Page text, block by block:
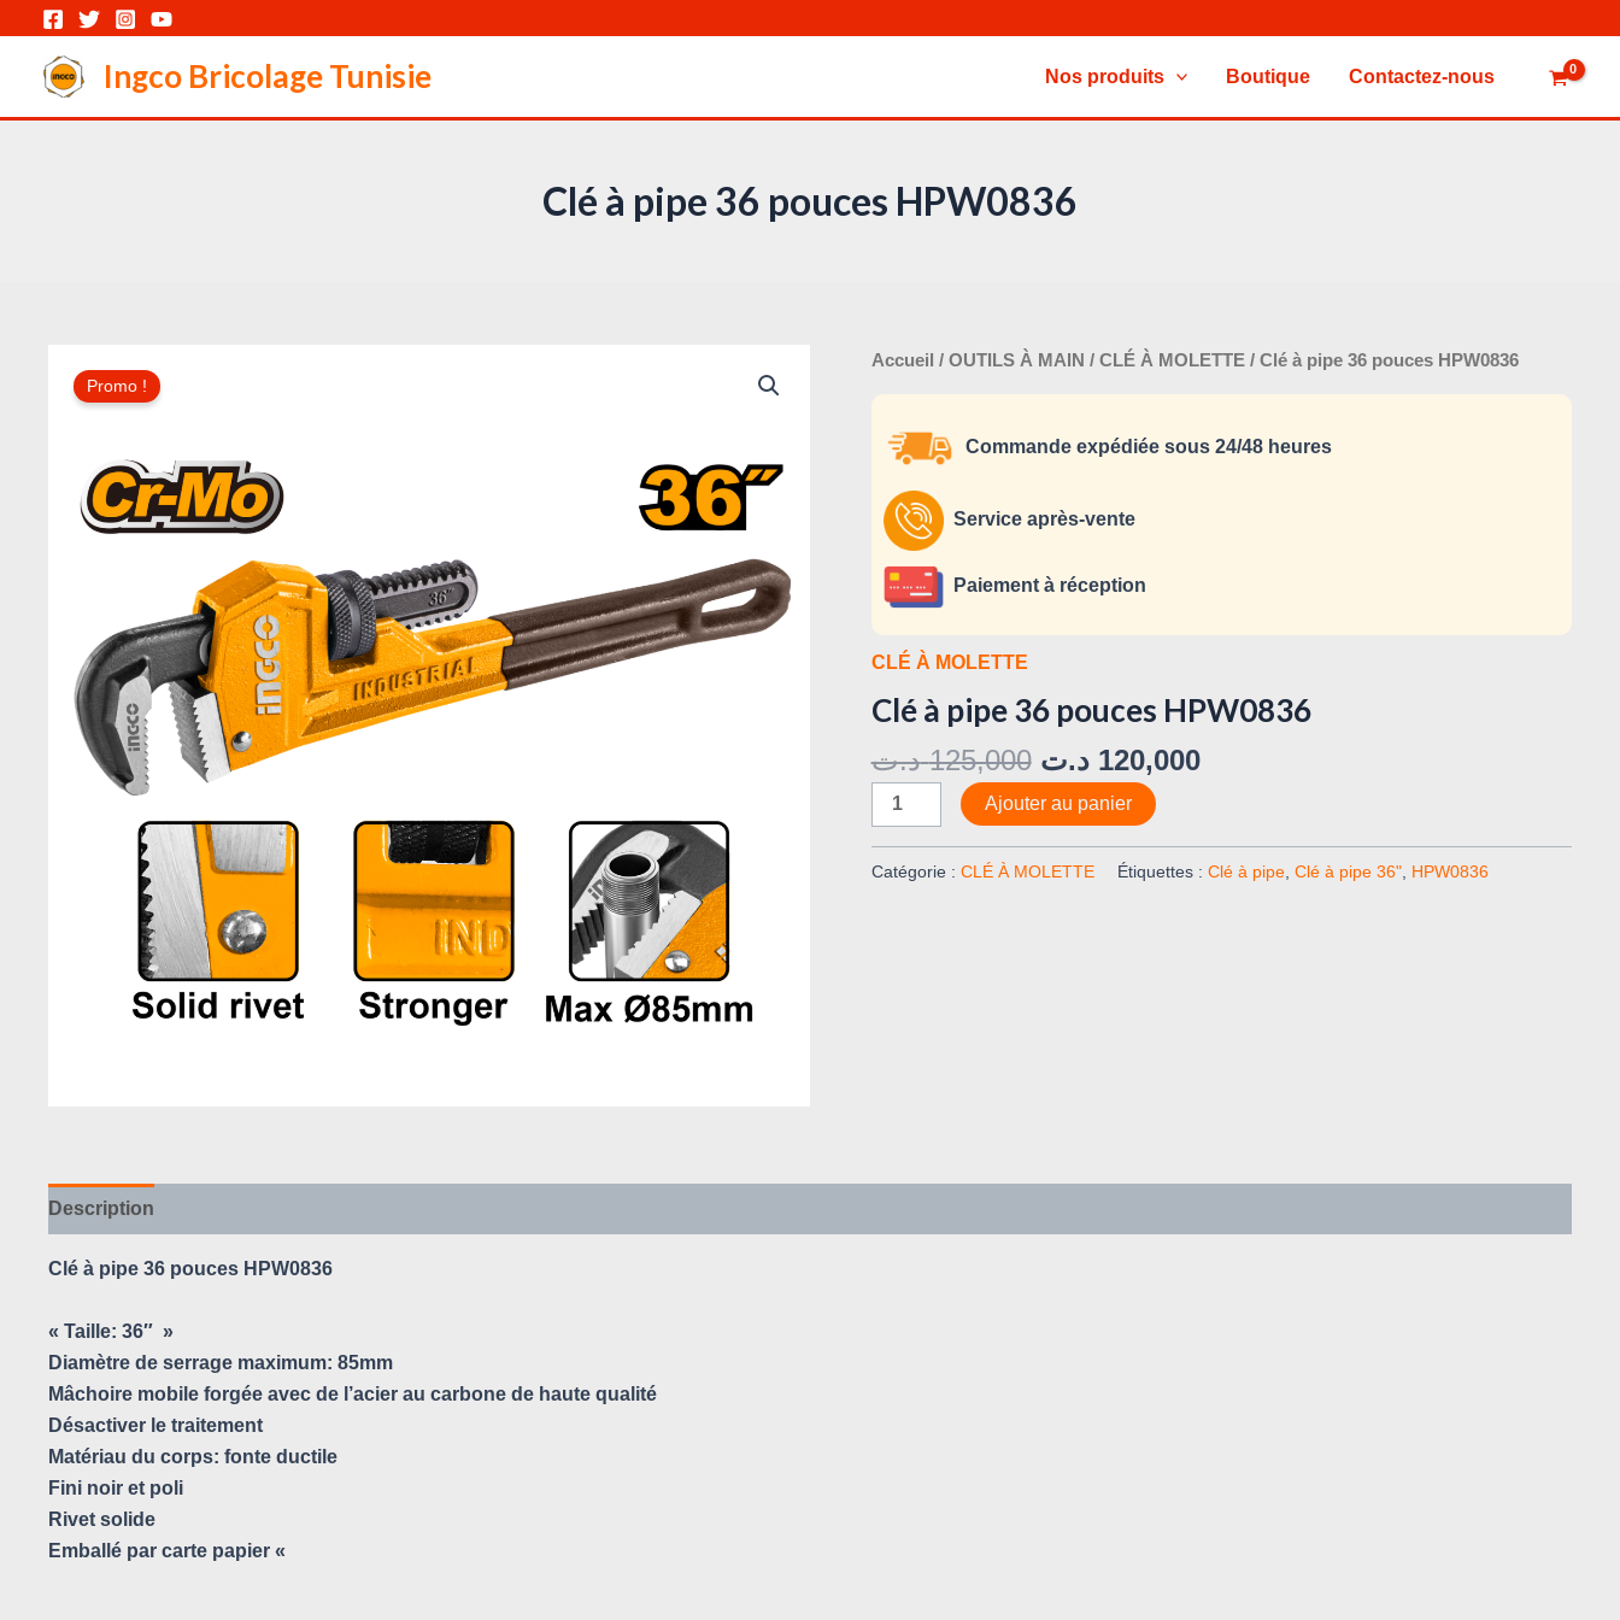
contenu
Ingco Bricolage Tunisie Nos produits Boutique Contactez-nous
Clé à pipe 36 pouces HPW0836
Promo !
Accueil / OUTILS À MAIN / CLÉ À MOLETTE/ Clé à pipe 36 pouces HPW0836
Commande expédiée sous 24/48 heures
Service après-vente
Paiement à réception
CLÉ À MOLETTE
Clé à pipe 36 pouces HPW0836
125,000 د.ت
Le
était :
120,000 د.ت
Le
est :
quantité
36
pouces
HPW0836
Ajouter au panier
Catégorie : CLÉ À MOLETTE Étiquettes : Clé à pipe, Clé à pipe 36", HPW0836
Description
Clé à pipe 36 pouces HPW0836
« Taille: 36″ »
Diamètre de serrage maximum: 85mm
Mâchoire mobile forgée avec de l’acier au carbone de haute qualité
Désactiver le traitement
Matériau du corps: fonte ductile
Fini noir et poli
Rivet solide
Emballé par carte papier «